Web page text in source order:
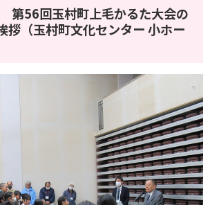
56回玉村町上毛かるた大会の
拶（玉村町文化センター 小ホー